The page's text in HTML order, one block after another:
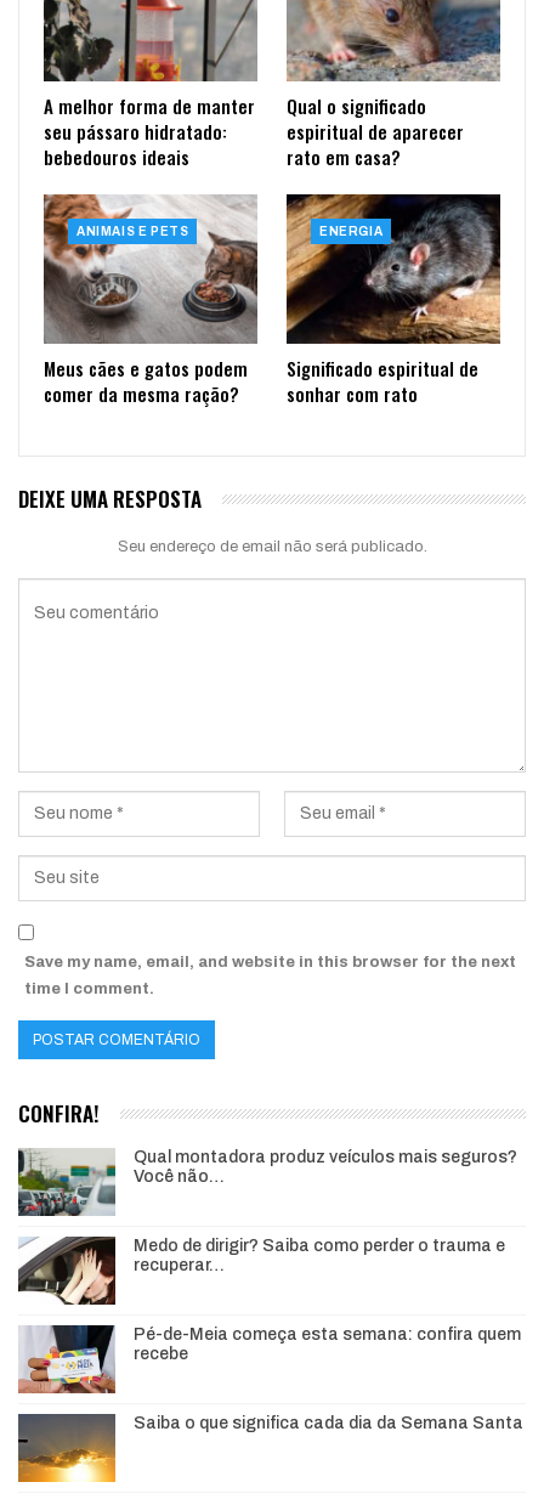
A melhor forma de manter
seu pássaro hidratado:
bebedouros ideais
Qual o significado
espiritual de aparecer
rato em casa?
ANIMAIS E PETS
Meus cães e gatos podem
comer da mesma ração?
ENERGIA
Significado espiritual de
sonhar com rato
DEIXE UMA RESPOSTA
Seu endereço de email não será publicado.
Save my name, email, and website in this browser for the next
time I comment.
CONFIRA!
Qual montadora produz veículos mais seguros?
Você não…
Medo de dirigir? Saiba como perder o trauma e
recuperar…
Pé-de-Meia começa esta semana: confira quem
recebe
Saiba o que significa cada dia da Semana Santa